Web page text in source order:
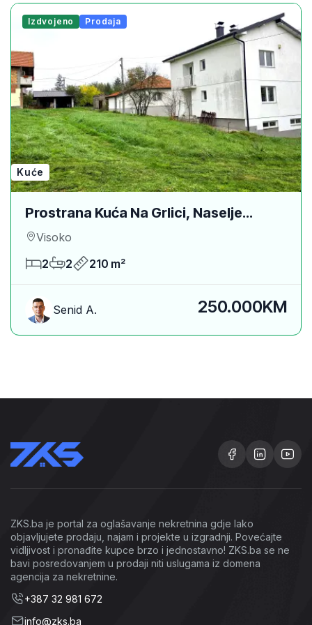
Izdvojeno Prodaja
Kuće
Prostrana Kuća Na Grlici, Naselje
Hlapćevići, Moštre Kod Visokog -
210m²
Visoko
2
2 210 m²
Senid A. 250.000KM
ZKS.ba je portal za oglašavanje nekretnina gdje lako
objavljujete prodaju, najam i projekte u izgradnji. Povećajte
vidljivost i pronađite kupce brzo i jednostavno! ZKS.ba se ne
bavi posredovanjem u prodaji niti uslugama iz domena
agencija za nekretnine.
+387 32 981 672
info@zks.ba